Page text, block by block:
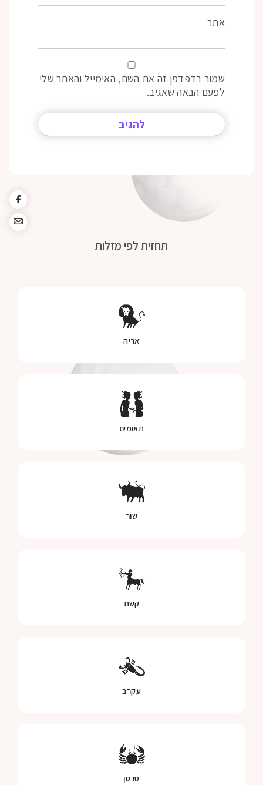
אתר
שמור בדפדפן זה את השם, האימייל והאתר שלי
לפעם הבאה שאגיב.
תחזית לפי מזלות
אריה
תאומים
שור
קשת
עקרב
סרטן